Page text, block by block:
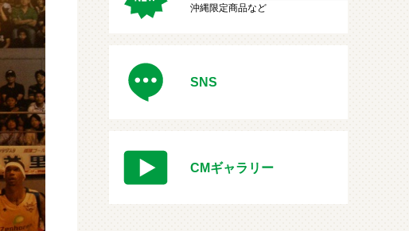
沖縄限定商品など
SNS
CMギャラリー